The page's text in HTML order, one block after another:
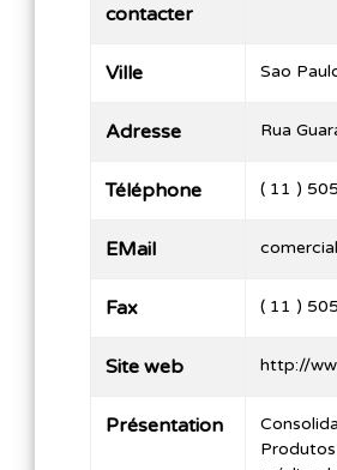
contacter
Ville Sao
Adresse Rua
Téléphone ( 11 )
EMail
Fax ( 11 )
Site web http://
Présentation